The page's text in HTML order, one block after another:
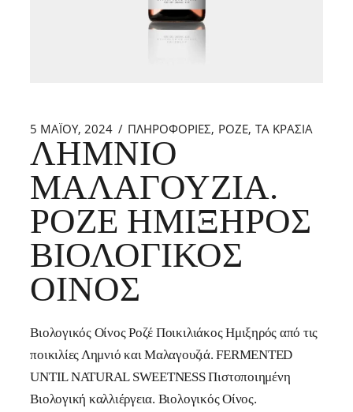
5 ΜΑΪ́ΟΥ, 2024 ΠΛΗΡΟΦΟΡΙΕΣ ΡΟΖΕ ΤΑ ΚΡΑΣΙΑ
ΛΗΜΝΙΌ
ΜΑΛΑΓΟΥΖΙΆ.
ΡΟΖΈ ΗΜΊΞΗΡΟΣ
ΒΙΟΛΟΓΙΚΌΣ
ΟΊΝΟΣ
Βιολογικός Οίνος Ροζέ Ποικιλιάκος Ημιξηρός από τις
ποικιλίες Λημνιό και Μαλαγουζιά. FERMENTED
UNTIL NATURAL SWEETNESS Πιστοποιημένη
Βιολογική καλλιέργεια. Βιολογικός Οίνος.